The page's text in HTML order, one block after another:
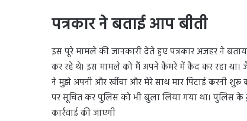
पत्रकार ने बताई आप बीती
इस पूरे मामले की जानकारी देते हुए पत्रकार अजहर ने
कर रहे थे। इस मामले को मैं अपने कैमरे में कैद कर रहा था।
ने मुझे अपनी और खींचा और मेरे साथ मार पिटाई करनी
पर सूचित कर पुलिस को भी बुला लिया गया था। पुलिस
कार्रवाई की जाएगी